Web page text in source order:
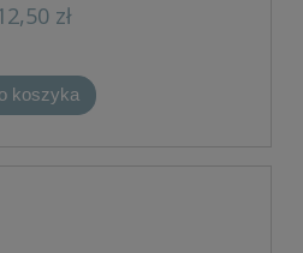
zł
koszyka